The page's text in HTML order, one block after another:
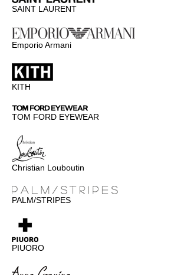
SAINT LAURENT
Emporio Armani
KITH
TOM FORD EYEWEAR
Christian Louboutin
PALM/STRIPES
PIUORO